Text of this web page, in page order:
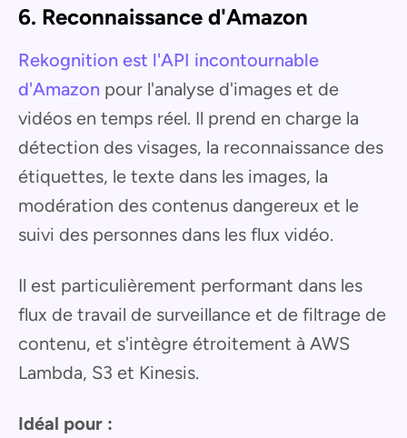
6. Reconnaissance d'Amazon
Rekognition est l'API incontournable
d'Amazon pour l'analyse d'images et de
vidéos en temps réel. Il prend en charge la
détection des visages, la reconnaissance des
étiquettes, le texte dans les images, la
modération des contenus dangereux et le
suivi des personnes dans les flux vidéo.
Il est particulièrement performant dans les
flux de travail de surveillance et de filtrage de
contenu, et s'intègre étroitement à AWS
Lambda, S3 et Kinesis.
Idéal pour :